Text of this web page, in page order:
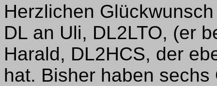
Herzlichen
DL an Uli, DL2LTO, (er
Harald, DL2HCS, der
hat. Bisher haben